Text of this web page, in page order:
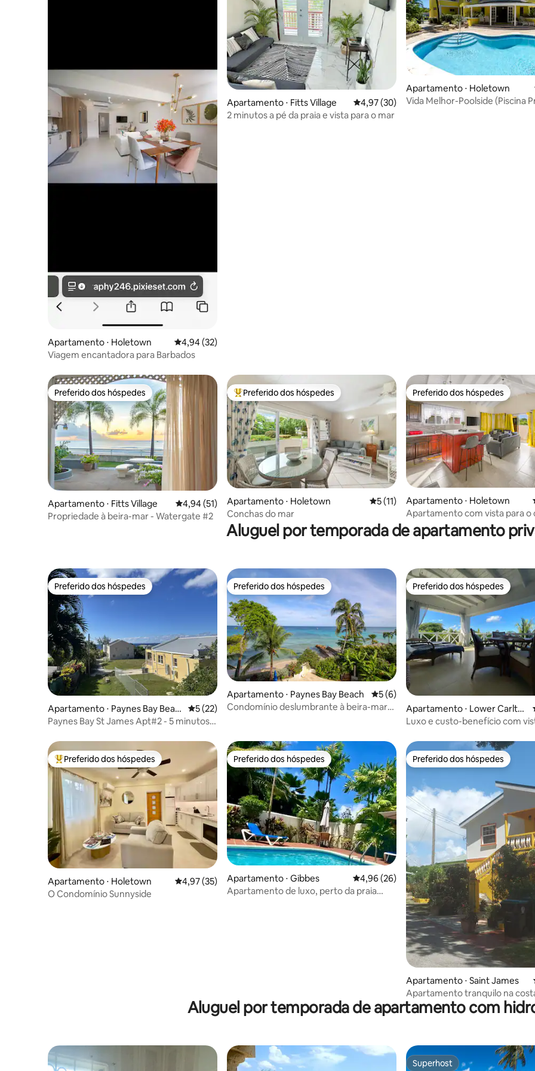
Apartamento ⋅ Holetown 4,94 de uma avaliação média de 5, 32 avaliações
4,94 (32)
Viagem encantadora para Barbados
Apartamento ⋅ Fitts Village 4,97 de uma avaliação média de 5, 30
4,97 (30)
2 minutos a pé da praia e vista para o mar
Apartamento ⋅ Holetown
Vida Melhor-Poolside (Piscina
Preferido dos hóspedes
Preferido dos hóspedes
Apartamento ⋅ Fitts Village 4,94 de uma avaliação média de 5, 51 avaliações
4,94 (51)
Propriedade à beira-mar - Watergate #2
Entre os melhores preferidos dos hóspedes
Preferido dos hóspedes
Apartamento ⋅ Holetown 5 de uma avaliação média de 5, 11
5 (11)
Conchas do mar
Preferido dos hóspedes
Preferido dos hóspedes
Apartamento ⋅ Holetown
Apartamento com vista para o
golfe
Aluguel por temporada de apartamento
Preferido dos hóspedes
Preferido dos hóspedes
Apartamento ⋅ Paynes Bay Beac
h
5 de uma avaliação média de 5, 22 avaliações
5 (22)
Paynes Bay St James Apt#2 - 5 minutos a
Preferido dos hóspedes
Preferido dos hóspedes
Apartamento ⋅ Paynes Bay Beach 5 de uma avaliação média de 5, 6
5 (6)
Condomínio deslumbrante à beira-mar
Preferido dos hóspedes
Preferido dos hóspedes
Apartamento ⋅ Lower Carlto
nLuxo e custo-benefício com
Entre os melhores preferidos dos hóspedes
Preferido dos hóspedes
Apartamento ⋅ Holetown 4,97 de uma avaliação média de 5, 35 avaliações
4,97 (35)
O Condomínio Sunnyside
Preferido dos hóspedes
Preferido dos hóspedes
Apartamento ⋅ Gibbes 4,96 de uma avaliação média de 5, 26
4,96 (26)
Apartamento de luxo, perto da praia
Preferido dos hóspedes
Preferido dos hóspedes
Apartamento ⋅ Saint James
Apartamento tranquilo na
Aluguel por temporada de apartamento com
Superhost
Superhost